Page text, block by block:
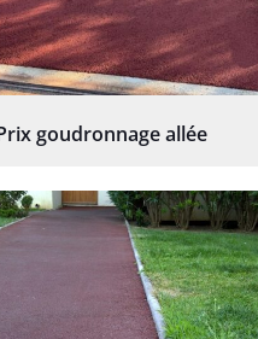
goudronnage allée